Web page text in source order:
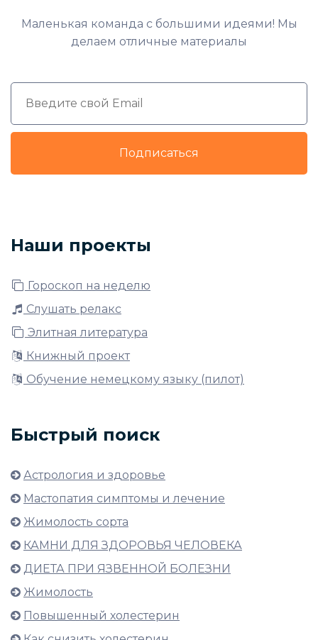
Маленькая команда с большими идеями! Мы
делаем отличные материалы
Подписаться
Наши проекты
Гороскоп на неделю
Слушать релакс
Элитная литература
Книжный проект
Обучение немецкому языку (пилот)
Быстрый поиск
Астрология и здоровье
Мастопатия симптомы и лечение
Жимолость сорта
КАМНИ ДЛЯ ЗДОРОВЬЯ ЧЕЛОВЕКА
ДИЕТА ПРИ ЯЗВЕННОЙ БОЛЕЗНИ
Жимолость
Повышенный холестерин